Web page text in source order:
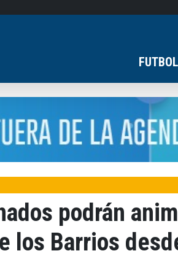
FUTBOL
podrán
los Barrios